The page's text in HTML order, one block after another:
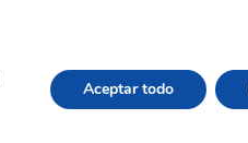
Aceptar todo